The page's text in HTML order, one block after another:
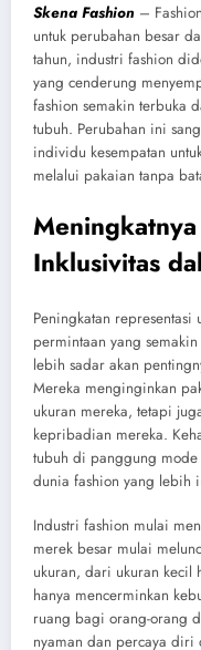
Skena Fashion –
untuk perubahan besar
tahun, industri fashion
yang cenderung
fashion semakin terbuka
tubuh. Perubahan ini
individu kesempatan
melalui pakaian tanpa
Inklusivitas
Peningkatan
permintaan yang
lebih sadar akan
Mereka menginginkan
ukuran mereka, tetapi
kepribadian mereka.
tubuh di panggung mode
dunia fashion yang lebih
Industri fashion mulai
merek besar mulai
ukuran, dari ukuran kecil
hanya mencerminkan
ruang bagi orang-orang
nyaman dan percaya